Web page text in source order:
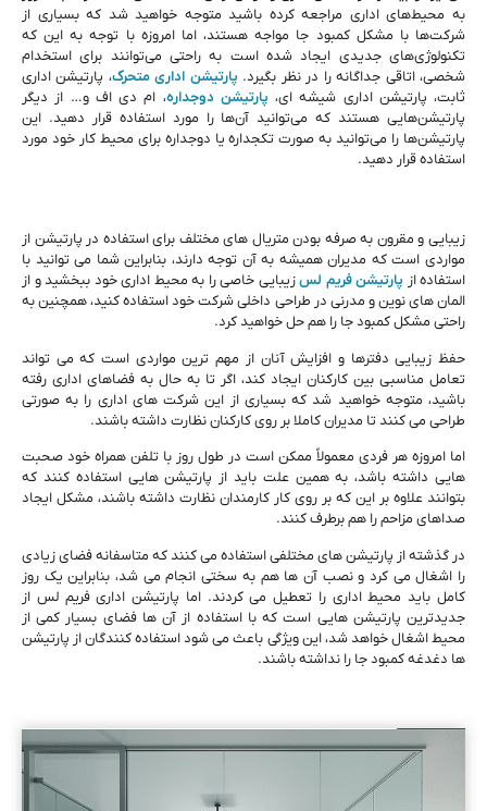
به محیط‌های اداری مراجعه کرده باشید متوجه خواهید شد که بسیاری از
شرکت‌ها با مشکل کمبود جا مواجه هستند، اما امروزه با توجه به این ‌که
تکنولوژی‌های جدیدی ایجاد شده ‌است به ‌راحتی می‌‌توانند برای استخدام
شخصی، اتاقی جداگانه را در نظر بگیرد. پارتیشن اداری متحرک، پارتیشن اداری
ثابت، پارتیشن اداری شیشه‌ ای، پارتیشن دوجداره، ام دی اف و… از دیگر
پارتیشن‌هایی هستند که می‌توانید آن‌ها را مورد استفاده قرار دهید. این
پارتیشن‌‌ها را می‌توانید به ‌صورت تکجداره یا دوجداره برای محیط کار خود مورد
استفاده قرار دهید.
زیبایی و مقرون به‌ صرفه بودن متریال‌ های مختلف برای استفاده در پارتیشن از
مواردی است که مدیران همیشه به آن توجه دارند، بنابراین شما می ‌توانید با
استفاده از پارتیشن فریم لسزیبایی خاصی را به محیط اداری خود ببخشید و از
المان ‌های نوین و مدرنی در طراحی داخلی شرکت خود استفاده کنید، همچنین به‌
راحتی مشکل کمبود جا را هم حل خواهید کرد.
حفظ زیبایی دفترها و افزایش آنان از مهم ‌ترین مواردی است که می ‌تواند
تعامل مناسبی بین کارکنان ایجاد کند، اگر تا به‌ حال به فضاهای اداری رفته
باشید، متوجه خواهید شد که بسیاری از این شرکت ‌های اداری را به ‌صورتی
طراحی می ‌کنند تا مدیران کاملا بر روی کارکنان نظارت داشته باشند.
اما امروزه هر فردی معمولاً ممکن است در طول روز با تلفن‌ همراه خود صحبت‌
هایی داشته باشد، به‌ همین‌ علت باید از پارتیشن‌ هایی استفاده کنند که
بتوانند علاوه ‌بر این‌ که بر روی کار کارمندان نظارت داشته باشند، مشکل ایجاد
صداهای مزاحم را هم برطرف کنند.
در گذشته از پارتیشن‌ های مختلفی استفاده می ‌کنند که متاسفانه فضای زیادی
را اشغال می‌ کرد و نصب آن‌ ها هم به ‌سختی انجام می ‌شد، بنابراین یک‌ روز
کامل باید محیط اداری را تعطیل می ‌کردند. اما پارتیشن اداری فریم لس از
جدیدترین پارتیشن هایی است که با استفاده از آن ‌ها فضای بسیار کمی از
محیط اشغال خواهد شد، این ویژگی باعث می ‌شود استفاده ‌کنندگان از پارتیشن‌
ها دغدغه کمبود جا را نداشته باشند.